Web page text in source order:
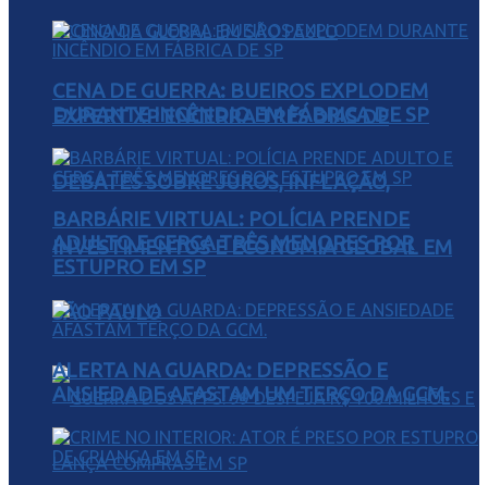
EXPERT XP ENCERRA TRÊS DIAS DE
DEBATES SOBRE JUROS, INFLAÇÃO,
INVESTIMENTOS E ECONOMIA GLOBAL EM
SÃO PAULO
CENA DE GUERRA: BUEIROS EXPLODEM
DURANTE INCÊNDIO EM FÁBRICA DE SP
BARBÁRIE VIRTUAL: POLÍCIA PRENDE
ADULTO E CERCA TRÊS MENORES POR
ESTUPRO EM SP
ALERTA NA GUARDA: DEPRESSÃO E
ANSIEDADE AFASTAM UM TERÇO DA GCM.